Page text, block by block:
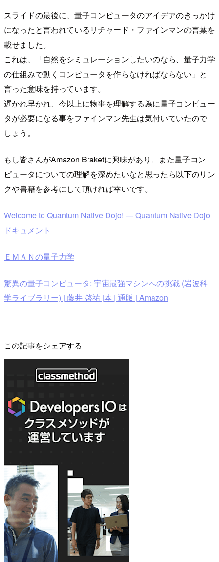
スライドの最後に、量子コンピュータのアイデアのきっかけ
になったと言われているリチャード・ファインマンの言葉を
載せました。
これは、「自然をシミュレーションしたいのなら、量子力学
の仕組みで動くコンピュータを作らなければならない」と
言った意味を持っています。
遅かれ早かれ、今以上に物事を理解する為に量子コンピュー
タが必要になる事をファインマン先生は気付いていたので
しょう。
もし皆さんがAmazon Braketに興味があり、また量子コン
ピュータについての理解を深めたいなと思ったら以下のリン
クや書籍を参考にして頂ければ幸いです。
Welcome to Quantum Native Dojo! — Quantum Native Dojo
ドキュメント
ＥＭＡＮの量子力学
驚異の量子コンピュータ: 宇宙最強マシンへの挑戦 (岩波科
学ライブラリー) | 藤井 啓祐 |本 | 通販 | Amazon
この記事をシェアする